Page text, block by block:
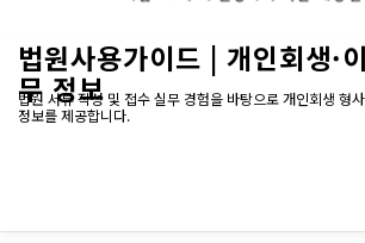
법원사용가이드 | 개인회생·
무 정보
법원 서류 작성 및 접수 실무 경험을 바탕으로 개인회생 형
정보를 제공합니다.